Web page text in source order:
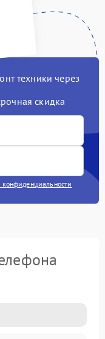
техники через
скидка
конфиденциальности